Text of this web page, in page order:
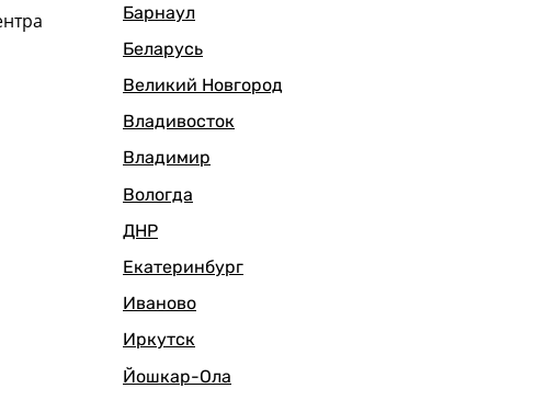
Барнаул
Беларусь
Великий Новгород
Владивосток
Владимир
Вологда
ДНР
Екатеринбург
Иваново
Иркутск
Йошкар-Ола